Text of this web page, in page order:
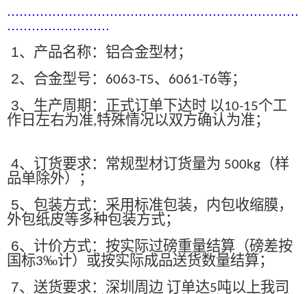
.......................................................................
.........................
1、产品名称：铝合金型材；
2、合金型号： 6063-T5、 6061-T6等；
3、生产周期：正式订单下达时 以10-15个工
作日左右为准,特殊情况以双方确认为准；
4、订货要求：常规型材订货量为 500kg （样
品单除外）；
5、包装方式：采用标准包装，内包收缩膜，
外包纸皮等多种包装方式；
6、计价方式：按实际过磅重量结算（磅差按
国标3‰计）或按实际成品送货数量结算；
7、送货要求：深圳周边 订单达5吨以上我司